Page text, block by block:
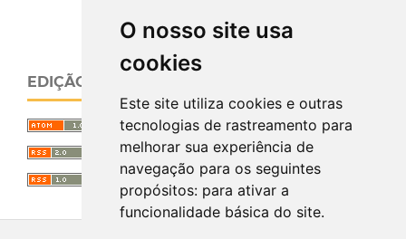
O nosso site usa
cookies
Este site utiliza cookies e outras
tecnologias de rastreamento para
melhorar sua experiência de
navegação para os seguintes
propósitos: para ativar a
funcionalidade básica do site.
EDIÇÃO ATUAL